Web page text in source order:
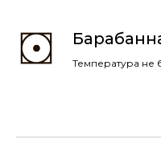
Температура не